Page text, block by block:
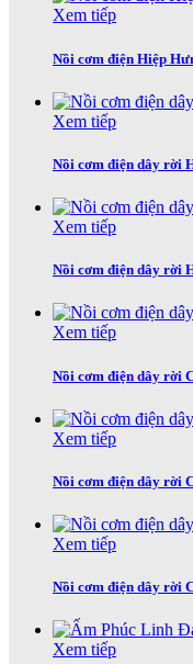
Xem tiếp
Nồi cơm điện Hiệp
Xem tiếp
Nồi cơm điện dây rời
Xem tiếp
Nồi cơm điện dây rời
Xem tiếp
Nồi cơm điện dây rời
Xem tiếp
Nồi cơm điện dây rời
Xem tiếp
Nồi cơm điện dây rời
Xem tiếp